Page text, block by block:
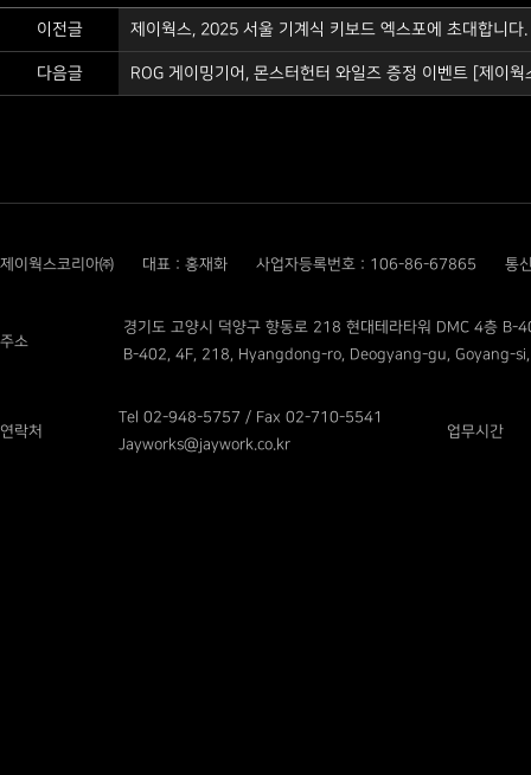
이전글 제이웍스, 2025 서울 기계식 키보드 엑스포에 초대합니다.
다음글 ROG 게이밍기어, 몬스터헌터 와일즈 증정 이벤트 [제이웍
제이웍스코리아㈜ 대표 : 홍재화 사업자등록번호 : 106-86-67865 통
주소
경기도 고양시 덕양구 향동로 218 현대테라타워 DMC 4층 B-
B-402, 4F, 218, Hyangdong-ro, Deogyang-gu, Goyang-
연락처
Tel 02-948-5757 / Fax 02-710-5541
Jayworks@jaywork.co.kr
업무시간